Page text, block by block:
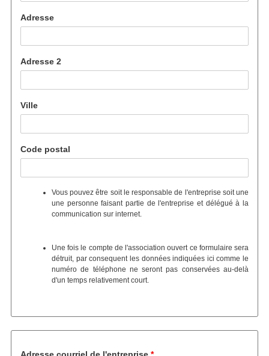
Adresse
Adresse 2
Ville
Code postal
Vous pouvez être soit le responsable de l'entreprise soit une
une personne faisant partie de l'entreprise et délégué à la
communication sur internet.
Une fois le compte de l'association ouvert ce formulaire sera
détruit, par consequent les données indiquées ici comme le
numéro de téléphone ne seront pas conservées au-delà
d'un temps relativement court.